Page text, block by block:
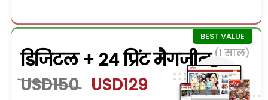
डिजिटल + 24 प्रिंट मैगजीन (1 साल)
USD150 USD129